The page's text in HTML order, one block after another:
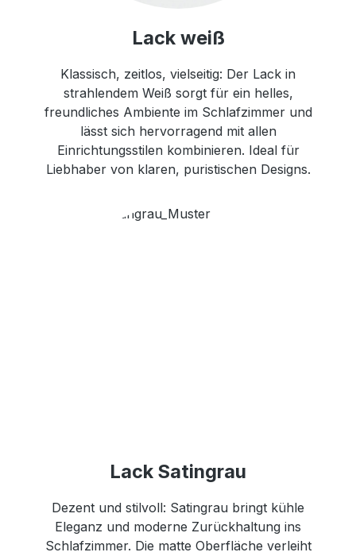
Lack weiß
Klassisch, zeitlos, vielseitig: Der Lack in
strahlendem Weiß sorgt für ein helles,
freundliches Ambiente im Schlafzimmer und
lässt sich hervorragend mit allen
Einrichtungsstilen kombinieren. Ideal für
Liebhaber von klaren, puristischen Designs.
Lack Satingrau
Dezent und stilvoll: Satingrau bringt kühle
Eleganz und moderne Zurückhaltung ins
Schlafzimmer. Die matte Oberfläche verleiht